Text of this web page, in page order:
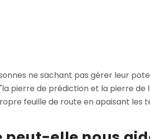
ne sachant pas gérer leur
pierre de prédiction et la pierre
feuille de route en apaisant